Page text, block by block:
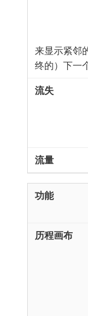
来显示紧邻
终的）下一